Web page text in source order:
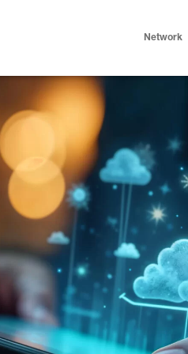
Network